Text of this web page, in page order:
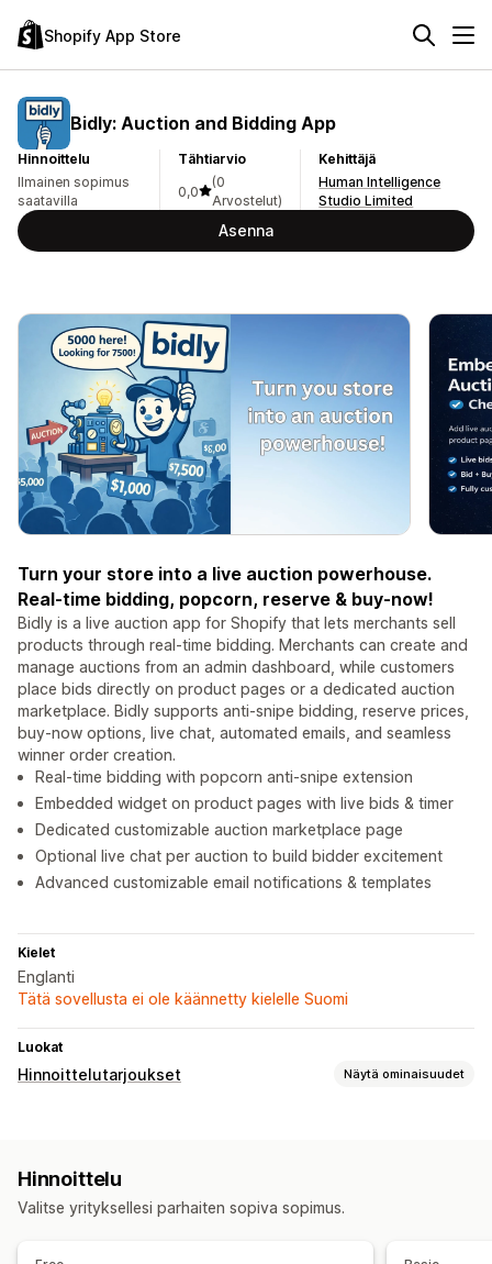
Shopify App Store
Bidly: Auction and Bidding App
Hinnoittelu
Ilmainen sopimus
saatavilla
Tähtiarvio
0,0
(0
Arvostelut)
Kehittäjä
Human Intelligence
Studio Limited
Asenna
Turn your store into a live auction powerhouse.
Real-time bidding, popcorn, reserve & buy-now!
Bidly is a live auction app for Shopify that lets merchants sell
products through real-time bidding. Merchants can create and
manage auctions from an admin dashboard, while customers
place bids directly on product pages or a dedicated auction
marketplace. Bidly supports anti-snipe bidding, reserve prices,
buy-now options, live chat, automated emails, and seamless
winner order creation.
Real-time bidding with popcorn anti-snipe extension
Embedded widget on product pages with live bids & timer
Dedicated customizable auction marketplace page
Optional live chat per auction to build bidder excitement
Advanced customizable email notifications & templates
Kielet
Englanti
Tätä sovellusta ei ole käännetty kielelle Suomi
Luokat
Hinnoittelutarjoukset Näytä ominaisuudet
Hinnoittelu
Valitse yrityksellesi parhaiten sopiva sopimus.